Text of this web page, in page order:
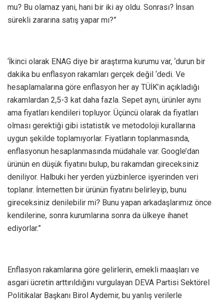
mu? Bu olamaz yani, hani bir iki ay oldu. Sonrası? İnsan
sürekli zararına satış yapar mı?”
‘İkinci olarak ENAG diye bir araştırma kurumu var, ‘durun bir
dakika bu enflasyon rakamları gerçek değil ‘dedi. Ve
hesaplamalarına göre enflasyon her ay TÜİK’in açıkladığı
rakamlardan 2,5-3 kat daha fazla. Sepet aynı, ürünler aynı
ama fiyatları kendileri topluyor. Üçüncü olarak da fiyatları
olması gerektiği gibi istatistik ve metodoloji kurallarına
uygun şekilde toplamıyorlar. Fiyatların toplanmasında,
enflasyonun hesaplanmasında müdahale var. Google’dan
ürünün en düşük fiyatını bulup, bu rakamdan gireceksiniz
deniliyor. Halbuki her yerden yüzbinlerce işyerinden veri
toplanır. İnternetten bir ürünün fiyatını belirleyip, bunu
gireceksiniz denilebilir mi? Bunu yapan arkadaşlarımız önce
kendilerine, sonra kurumlarına sonra da ülkeye ihanet
ediyorlar.”
Enflasyon rakamlarına göre gelirlerin, emekli maaşları ve
asgari ücretin arttırıldığını vurgulayan DEVA Partisi Sektörel
Politikalar Başkanı Birol Aydemir, bu yanlış verilerle